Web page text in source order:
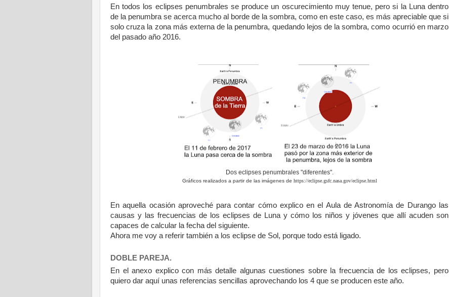
En todos los eclipses penumbrales se produce un oscurecimiento muy tenue, pero si la Lunadentro
de la penumbra se acerca mucho al borde de la sombra, como en este caso, es más apreciable que si
solo cruza la zona más externa de la penumbra, quedando lejos de la sombra, como ocurrió en marzo
del pasado año 2016.
Dos eclipses penumbrales "diferentes".
Gráficos realizados a partir de las imágenes de https://eclipse.gsfc.nasa.gov/eclipse.html
En aquella ocasión aproveché para contar cómo explico en el Aula de Astronomía de Durango las
causas y las frecuencias de los eclipses de Luna y cómo los niños y jóvenes que allí acuden son
capaces de calcular la fecha del siguiente.
Ahora me voy a referir también a los eclipse de Sol, porque todo está ligado.
DOBLE PAREJA.
En el anexo explico con más detalle algunas cuestiones sobre la frecuencia de los eclipses, pero
quiero dar aquí unas referencias sencillas aprovechando los 4 que se producen este año.